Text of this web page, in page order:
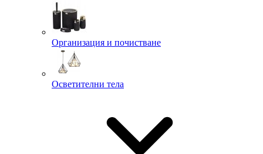
Организация и почистване
Осветителни тела